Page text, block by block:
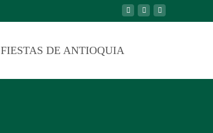
FIESTAS DE ANTIOQUIA